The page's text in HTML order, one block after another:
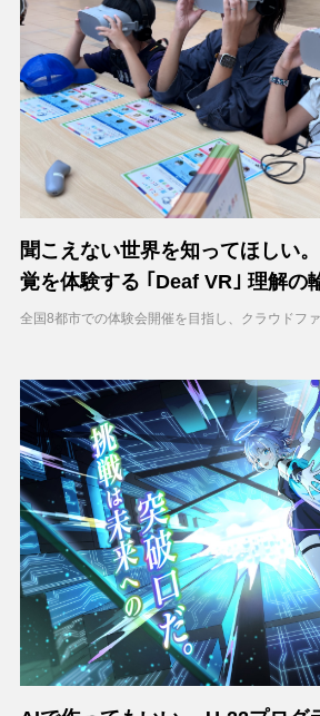
聞こえない世界を知ってほしい
覚を体験する ｢Deaf VR｣ 理解の
援募集を開始
全国8都市での体験会開催を目指し、クラウドフ